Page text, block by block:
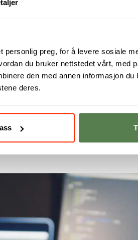
preg, for å levere sosiale
du bruker nettstedet vårt, med
den med annen informasjon du
deres.